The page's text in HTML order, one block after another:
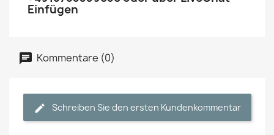
Einfügen
Kommentare (0)
Schreiben Sie den ersten Kundenkommentar